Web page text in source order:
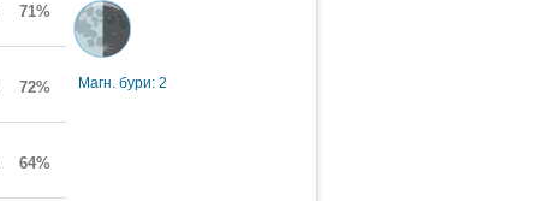
71%
72%
64%
Магн. бури: 2